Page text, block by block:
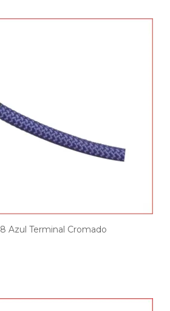
Azul Terminal Cromado